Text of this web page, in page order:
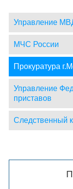
Управление
МЧС России
Прокуратура
Управление
приставов
Следственный